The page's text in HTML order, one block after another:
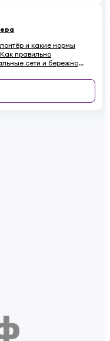
и какие нормы
правильно
сети и бережно
и ответственным